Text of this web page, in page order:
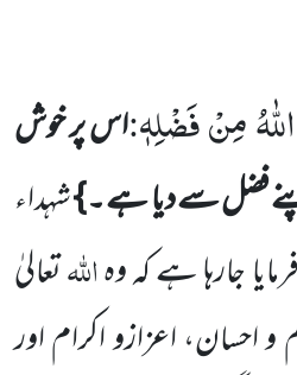
اللّٰهُمِنْفَضْلِهٖ:اس پر خوش
فضل سے دیا ہے ۔ }شہداء
جارہا ہے کہ وہاللہتعالیٰ
اعزازو اکرام اور